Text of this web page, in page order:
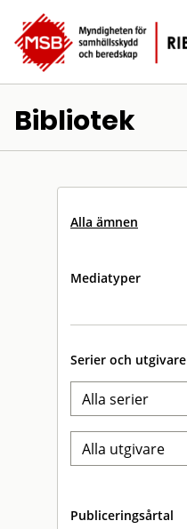
Bibliotek
Alla ämnen
Mediatyper
Serier och utgivare
Publiceringsårtal